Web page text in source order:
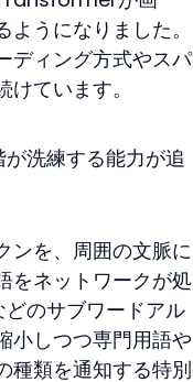
うになりました。
ディング方式やスパ
ています。
洗練する能力が追
ンを、周囲の文脈に
をネットワークが処
のサブワードアル
小しつつ専門用語や
種類を通知する特別